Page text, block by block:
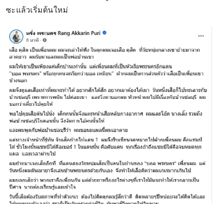
ซะแล้วเริ่มต้นใหม่